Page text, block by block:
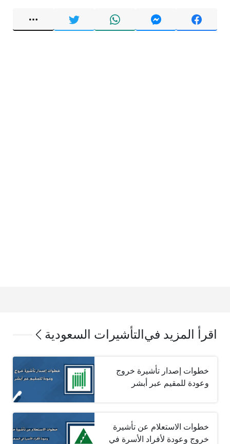
اقرأ المزيد في التأشيرات السعودية
خطوات إصدار تأشيرة خروج
وعودة للمقيم عبر أبشر
خطوات الاستعلام عن تأشيرة
خروج وعودة لأفراد الأسرة في